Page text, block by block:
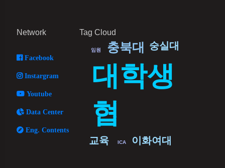
Network
Facebook
Instargram
Youtube
Data Center
Eng. Contents
Tag Cloud
대학생
협
충북대
교육 이화여대
숭실대
ICA
임원